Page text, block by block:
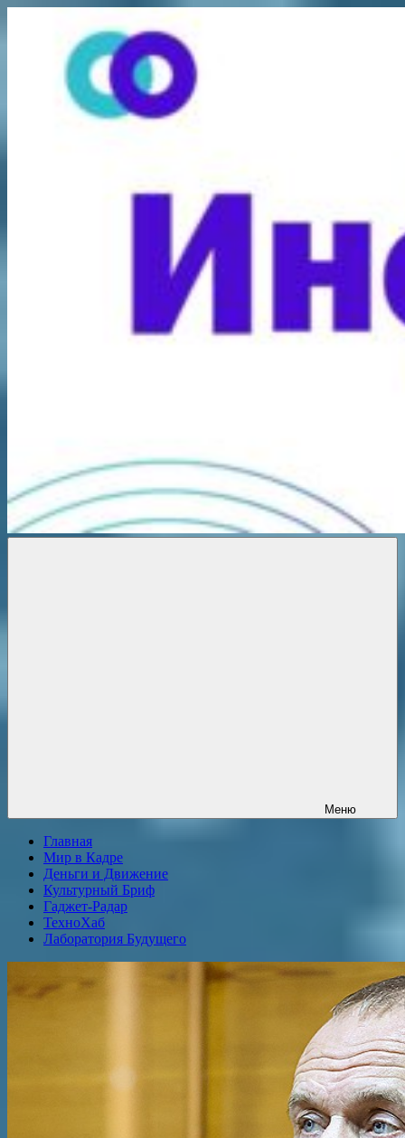
содержимому
Меню
Главная
Мир в Кадре
Деньги и Движение
Культурный Бриф
Гаджет-Радар
ТехноХаб
Лаборатория Будущего